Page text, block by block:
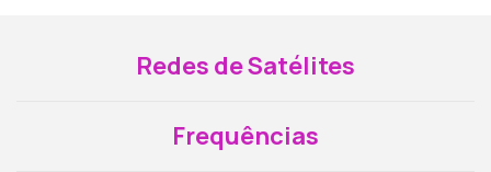
Redes de Satélites
Frequências